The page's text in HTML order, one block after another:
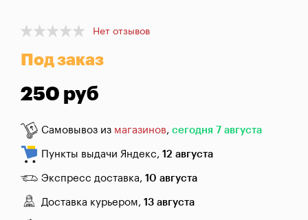
Домашнее
магазинов
Отследить
Заказать
звонок
Item
of
Нет отзывов
Под заказ
250 руб
Самовывоз из магазинов, сегодня 7 августа
Пункты выдачи Яндекс, 12 августа
Экспресс доставка, 10 августа
Доставка курьером, 13 августа